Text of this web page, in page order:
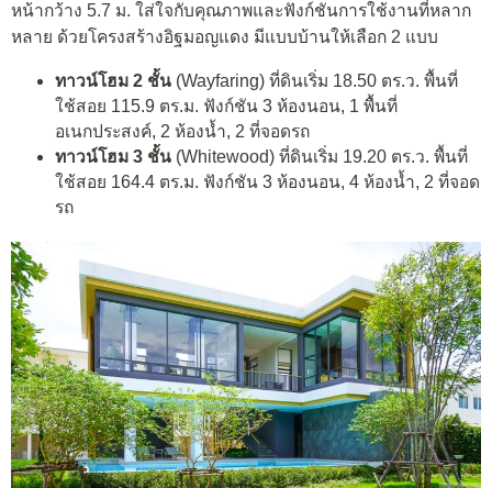
หน้ากว้าง 5.7 ม. ใส่ใจกับคุณภาพและฟังก์ชันการใช้งานที่หลาก
หลาย ด้วยโครงสร้างอิฐมอญแดง มีแบบบ้านให้เลือก 2 แบบ
ทาวน์โฮม 2 ชั้น (Wayfaring) ที่ดินเริ่ม 18.50 ตร.ว. พื้นที่
ใช้สอย 115.9 ตร.ม. ฟังก์ชัน 3 ห้องนอน, 1 พื้นที่
อเนกประสงค์, 2 ห้องน้ำ, 2 ที่จอดรถ
ทาวน์โฮม 3 ชั้น (Whitewood) ที่ดินเริ่ม 19.20 ตร.ว. พื้นที่
ใช้สอย 164.4 ตร.ม. ฟังก์ชัน 3 ห้องนอน, 4 ห้องน้ำ, 2 ที่จอด
รถ